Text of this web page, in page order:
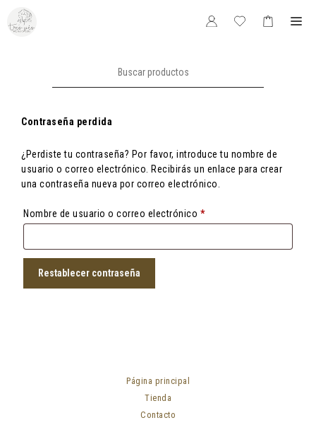
Saltar
contenido
Contraseña perdida
¿Perdiste tu contraseña? Por favor, introduce tu nombre de
usuario o correo electrónico. Recibirás un enlace para crear
una contraseña nueva por correo electrónico.
Nombre de usuario o correo electrónico *Obligatorio
Restablecer contraseña
Página principal
Tienda
Contacto